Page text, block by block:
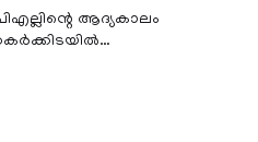
ആദ്യകാലം
തള്ളി മുൻ